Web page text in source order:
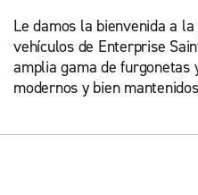
Le damos la bienvenida a
vehículos de Enterprise
amplia gama de
modernos y bien